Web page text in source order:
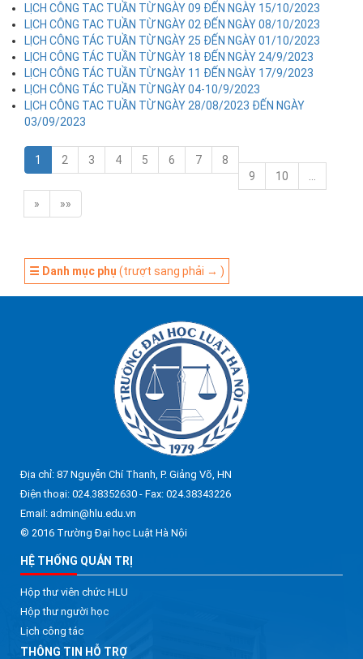
LỊCH CÔNG TAC TUẦN TỪ NGÀY 09 ĐẾN NGÀY 15/10/2023
LỊCH CÔNG TAC TUẦN TỪ NGÀY 02 ĐẾN NGÀY 08/10/2023
LỊCH CÔNG TÁC TUẦN TỪ NGÀY 25 ĐẾN NGÀY 01/10/2023
LỊCH CÔNG TÁC TUẦN TỪ NGÀY 18 ĐẾN NGÀY 24/9/2023
LỊCH CÔNG TÁC TUẦN TỪ NGÀY 11 ĐẾN NGÀY 17/9/2023
LỊCH CÔNG TÁC TUẦN TỪ NGÀY 04-10/9/2023
LỊCH CÔNG TAC TUẦN TỪ NGÀY 28/08/2023 ĐẾN NGÀY
03/09/2023
1 2 3 4 5 6 7
8
9
10
» »»
☰ Danh mục phụ (trượt sang phải → )
Địa chỉ: 87 Nguyễn Chí Thanh, P. Giảng Võ, HN
Điện thoại: 024.38352630 - Fax: 024.38343226
Email: admin@hlu.edu.vn
© 2016 Trường Đại học Luật Hà Nội
HỆ THỐNG QUẢN TRỊ
Hộp thư viên chức HLU
Hộp thư người học
Lịch công tác
THÔNG TIN HỖ TRỢ